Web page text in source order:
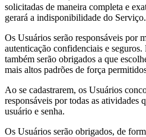
solicitadas de maneira completa e
gerará a indisponibilidade do Serviço.
Os Usuários serão responsáveis por
autenticação confidenciais e
também serão obrigados a que
mais altos padrões de força
Ao se cadastrarem, os Usuários
responsáveis por todas as atividades
usuário e senha.
Os Usuários serão obrigados, de